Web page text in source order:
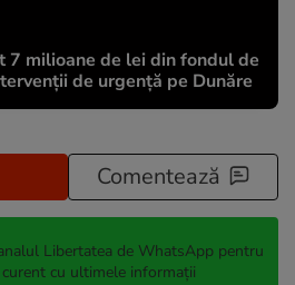
7 milioane de lei din fondul de
de urgență pe Dunăre
Comentează
Libertatea de WhatsApp pentru
cu ultimele informații